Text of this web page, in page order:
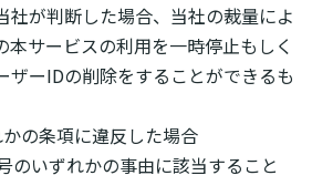
社が判断した場合、当社の裁量によ
本サービスの利用を一時停止もしく
ザーIDの削除をすることができるも
の条項に違反した場合
のいずれかの事由に該当すること